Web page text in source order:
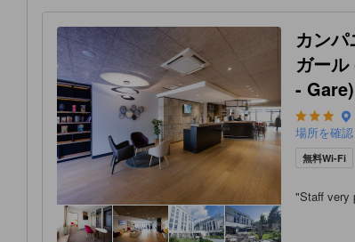
カン
ガー
- Gare)
場所を確認
無料Wi-Fi
"Staff very